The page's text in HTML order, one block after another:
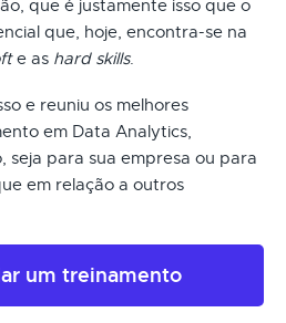
que é justamente isso que o
que, hoje, encontra-se na
e as hard skills.
e reuniu os melhores
em Data Analytics,
seja para sua empresa ou para
em relação a outros
um treinamento